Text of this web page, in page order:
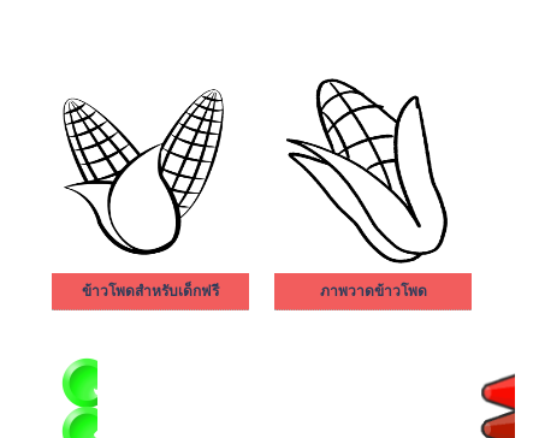
ข้าวโพดสำหรับเด็กฟรี ภาพวาดข้าวโพด